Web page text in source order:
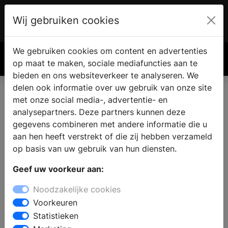
€ 0.00
Wij gebruiken cookies
We gebruiken cookies om content en advertenties
op maat te maken, sociale mediafuncties aan te
bieden en ons websiteverkeer te analyseren. We
delen ook informatie over uw gebruik van onze site
met onze social media-, advertentie- en
analysepartners. Deze partners kunnen deze
gegevens combineren met andere informatie die u
aan hen heeft verstrekt of die zij hebben verzameld
op basis van uw gebruik van hun diensten.
Geef uw voorkeur aan:
Noodzakelijke cookies
Voorkeuren
Statistieken